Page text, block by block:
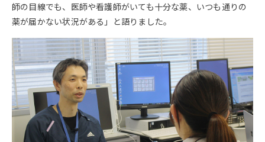
師の目線でも、医師や看護師がいても十分な薬、いつも通りの
薬が届かない状況がある」と語りました。